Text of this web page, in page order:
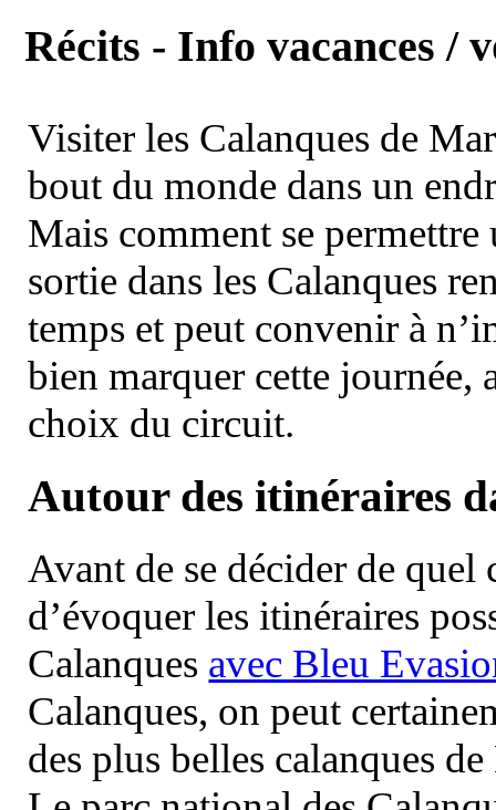
Récits - Info vacances /
Visiter les Calanques de
bout du monde dans un
Mais comment se permettre
sortie dans les Calanques
temps et peut convenir à
bien marquer cette journée,
choix du circuit.
Autour des itinéraires
Avant de se décider de
d’évoquer les itinéraires
Calanques avec Bleu
Calanques, on peut
des plus belles calanques